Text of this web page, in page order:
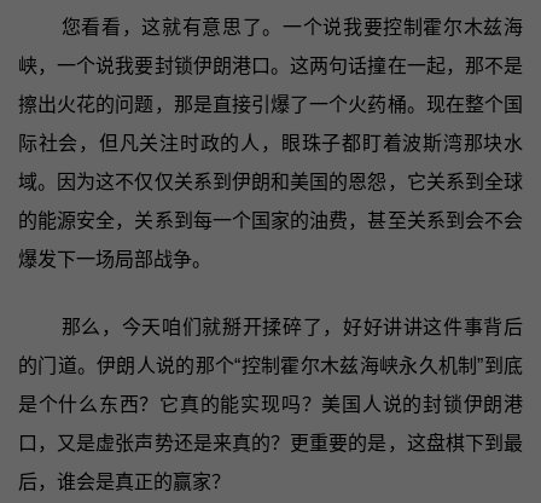
您看看，这就有意思了。一个说我要控制霍尔木兹海
峡，一个说我要封锁伊朗港口。这两句话撞在一起，那不是
擦出火花的问题，那是直接引爆了一个火药桶。现在整个国
际社会，但凡关注时政的人，眼珠子都盯着波斯湾那块水
域。因为这不仅仅关系到伊朗和美国的恩怨，它关系到全球
的能源安全，关系到每一个国家的油费，甚至关系到会不会
爆发下一场局部战争。
那么，今天咱们就掰开揉碎了，好好讲讲这件事背后
的门道。伊朗人说的那个“控制霍尔木兹海峡永久机制”到底
是个什么东西？它真的能实现吗？美国人说的封锁伊朗港
口，又是虚张声势还是来真的？更重要的是，这盘棋下到最
后，谁会是真正的赢家？